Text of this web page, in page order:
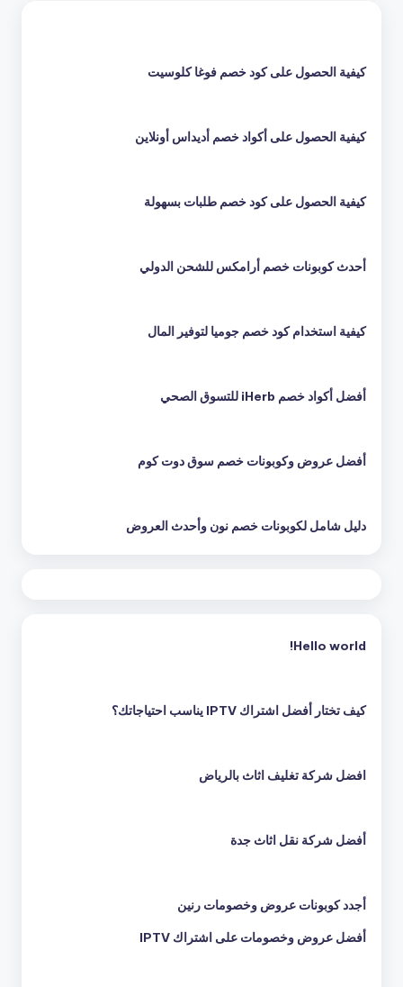
كيفية الحصول على كود خصم فوغا كلوسيت
كيفية الحصول على أكواد خصم أديداس أونلاين
كيفية الحصول على كود خصم طلبات بسهولة
أحدث كوبونات خصم أرامكس للشحن الدولي
كيفية استخدام كود خصم جوميا لتوفير المال
أفضل أكواد خصم iHerb للتسوق الصحي
أفضل عروض وكوبونات خصم سوق دوت كوم
دليل شامل لكوبونات خصم نون وأحدث العروض
Hello world!
كيف تختار أفضل اشتراك IPTV يناسب احتياجاتك؟
افضل شركة تغليف اثاث بالرياض
أفضل شركة نقل اثاث جدة
أجدد كوبونات عروض وخصومات رنين
أفضل عروض وخصومات على اشتراك IPTV